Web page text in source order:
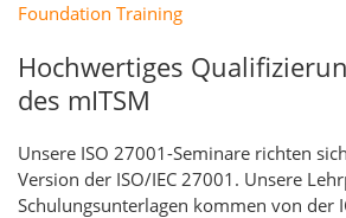
Foundation Training
Hochwertiges
des mITSM
Unsere ISO 27001-Seminare richten
Version der ISO/IEC 27001. Unsere
Schulungsunterlagen kommen von der